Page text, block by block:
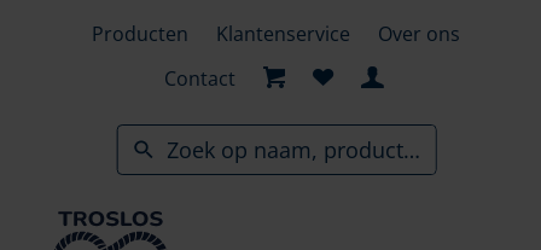
Producten Klantenservice
Over ons
Contact